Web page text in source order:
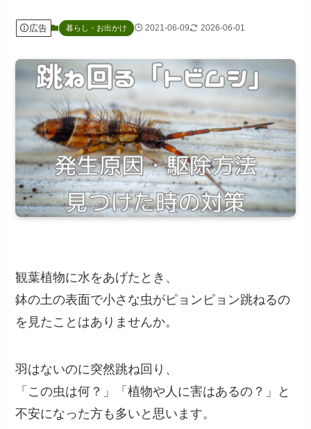
広告 暮らし・お出かけ 2021-06-09 2026-06-01
観葉植物に水をあげたとき、
鉢の土の表面で小さな虫がピョンピョン跳ねるの
を見たことはありませんか。
羽はないのに突然跳ね回り、
「この虫は何？」「植物や人に害はあるの？」と
不安になった方も多いと思います。